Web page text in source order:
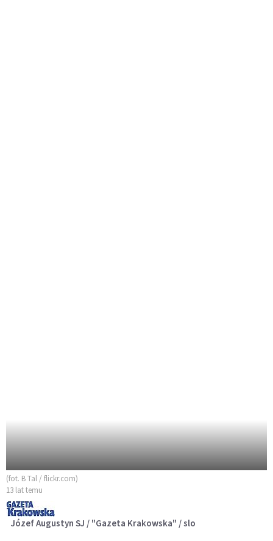
(fot. B Tal / flickr.com)
13 lat temu
Józef Augustyn SJ / "Gazeta Krakowska" / slo